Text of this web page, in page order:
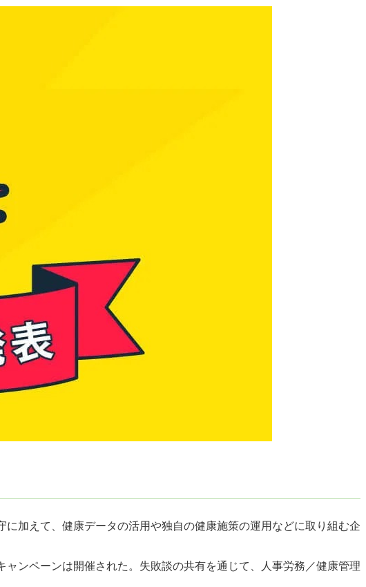
加えて、健康データの活用や独自の健康施策の運用などに取り組む企
ンペーンは開催された。失敗談の共有を通じて、人事労務／健康管理